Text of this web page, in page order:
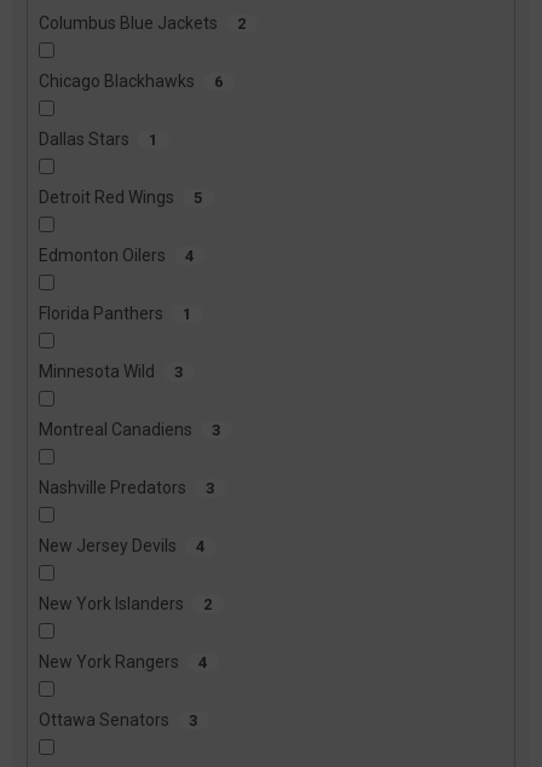
Columbus Blue Jackets 2
Chicago Blackhawks 6
Dallas Stars 1
Detroit Red Wings 5
Edmonton Oilers 4
Florida Panthers 1
Minnesota Wild 3
Montreal Canadiens 3
Nashville Predators 3
New Jersey Devils 4
New York Islanders 2
New York Rangers 4
Ottawa Senators 3